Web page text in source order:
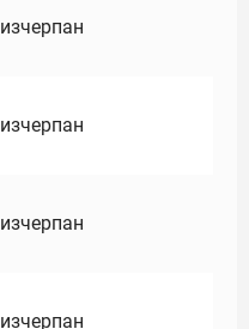
изчерпан
изчерпан
изчерпан
изчерпан